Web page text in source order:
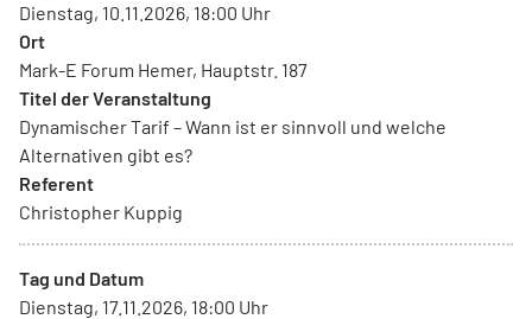
Dienstag, 10.11.2026, 18:00 Uhr
Ort
Mark-E Forum Hemer, Hauptstr. 187
Titel der Veranstaltung
Dynamischer Tarif – Wann ist er sinnvoll und welche
Alternativen gibt es?
Referent
Christopher Kuppig
Tag und Datum
Dienstag, 17.11.2026, 18:00 Uhr